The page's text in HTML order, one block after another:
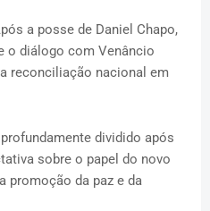
a posse de Daniel Chapo,
o diálogo com Venâncio
reconciliação nacional em
dividido após
sobre o papel do novo
promoção da paz e da